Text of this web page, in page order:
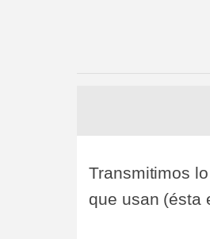
Transmitimos
que usan (ésta